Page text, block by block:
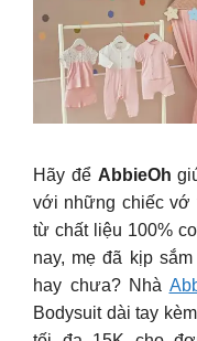
Hãy để AbbieOh
với những chiếc vớ
từ chất liệu 100%
nay, mẹ đã kịp
hay chưa? Nhà
Bodysuit dài tay